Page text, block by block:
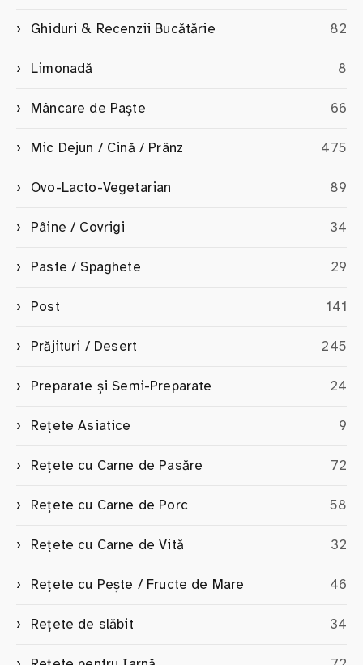
Ghiduri & Recenzii Bucătărie 82
Limonadă 8
Mâncare de Paște 66
Mic Dejun / Cină / Prânz 475
Ovo-Lacto-Vegetarian 89
Pâine / Covrigi 34
Paste / Spaghete 29
Post 141
Prăjituri / Desert 245
Preparate și Semi-Preparate 24
Rețete Asiatice 9
Rețete cu Carne de Pasăre 72
Rețete cu Carne de Porc 58
Rețete cu Carne de Vită 32
Rețete cu Pește / Fructe de Mare 46
Rețete de slăbit 34